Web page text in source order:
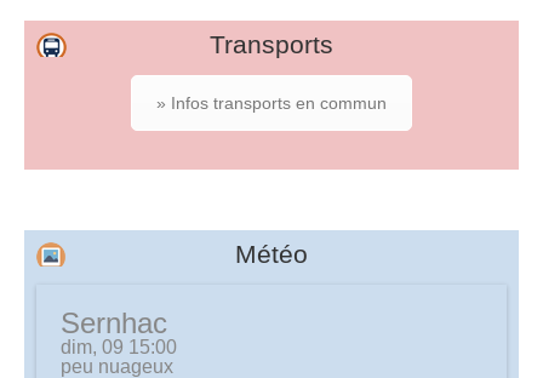
Transports
» Infos transports en commun
Météo
Sernhac
dim, 09 15:00
peu nuageux